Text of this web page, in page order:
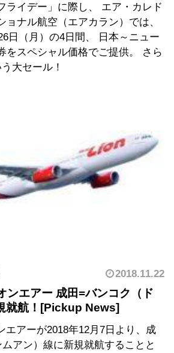
ライデー」に際し、 エア・カレド
ョナル航空（エアカラン）では、
日（月）の4日間、 日本～ニュー
をスペシャル価格でご提供。 さら
大セール！
2018.11.22
ンエアー 成田=バンコク（ド
就航！
エアーが2018年12月7日より、成
アン）線に新規就航することと